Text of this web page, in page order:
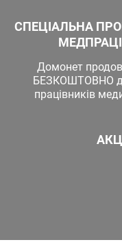
СПЕЦІАЛЬНА
Домонет
БЕЗКОШТОВНО
працівників